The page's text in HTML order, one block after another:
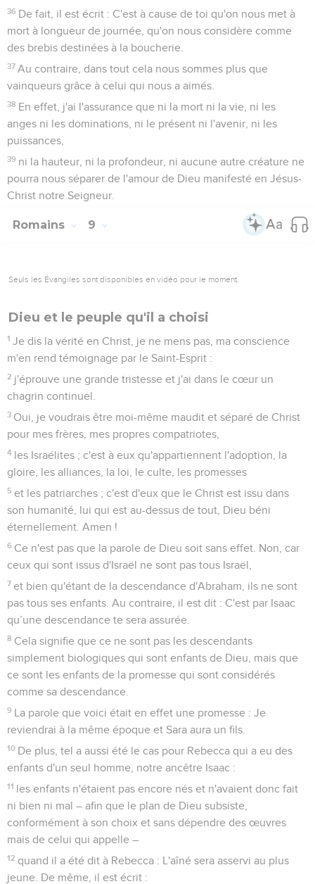
36 De fait, il est écrit : C'est à cause de toi qu'on nous met à
mort à longueur de journée, qu'on nous considère comme
des brebis destinées à la boucherie.
37 Au contraire, dans tout cela nous sommes plus que
vainqueurs grâce à celui qui nous a aimés.
38 En effet, j'ai l'assurance que ni la mort ni la vie, ni les
anges ni les dominations, ni le présent ni l'avenir, ni les
puissances,
39 ni la hauteur, ni la profondeur, ni aucune autre créature ne
pourra nous séparer de l'amour de Dieu manifesté en Jésus-
Christ notre Seigneur.
Romains 9
Seuls les Évangiles sont disponibles en vidéo pour le moment.
Dieu et le peuple qu'il a choisi
1 Je dis la vérité en Christ, je ne mens pas, ma conscience
m'en rend témoignage par le Saint-Esprit :
2 j'éprouve une grande tristesse et j'ai dans le cœur un
chagrin continuel.
3 Oui, je voudrais être moi-même maudit et séparé de Christ
pour mes frères, mes propres compatriotes,
4 les Israélites ; c'est à eux qu'appartiennent l'adoption, la
gloire, les alliances, la loi, le culte, les promesses
5 et les patriarches ; c'est d'eux que le Christ est issu dans
son humanité, lui qui est au-dessus de tout, Dieu béni
éternellement. Amen !
6 Ce n'est pas que la parole de Dieu soit sans effet. Non, car
ceux qui sont issus d'Israël ne sont pas tous Israël,
7 et bien qu'étant de la descendance d'Abraham, ils ne sont
pas tous ses enfants. Au contraire, il est dit : C'est par Isaac
qu’une descendance te sera assurée.
8 Cela signifie que ce ne sont pas les descendants
simplement biologiques qui sont enfants de Dieu, mais que
ce sont les enfants de la promesse qui sont considérés
comme sa descendance.
9 La parole que voici était en effet une promesse : Je
reviendrai à la même époque et Sara aura un fils.
10 De plus, tel a aussi été le cas pour Rebecca qui a eu des
enfants d'un seul homme, notre ancêtre Isaac :
11 les enfants n'étaient pas encore nés et n'avaient donc fait
ni bien ni mal – afin que le plan de Dieu subsiste,
conformément à son choix et sans dépendre des œuvres
mais de celui qui appelle –
12 quand il a été dit à Rebecca : L'aîné sera asservi au plus
jeune. De même, il est écrit :